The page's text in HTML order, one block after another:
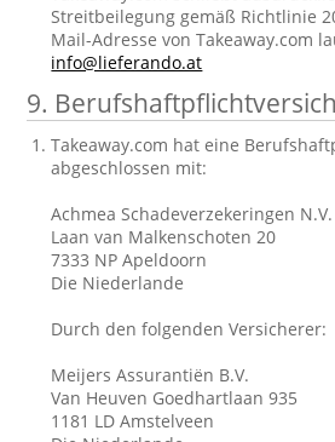
Streitbeilegung gemäß Richtlinie
Mail-Adresse von Takeaway.com
info@lieferando.at
9.
Takeaway.com hat eine
abgeschlossen mit:
Achmea Schadeverzekeringen N.V.
Laan van Malkenschoten 20
7333 NP Apeldoorn
Die Niederlande
Durch den folgenden Versicherer:
Meijers Assurantiën B.V.
Van Heuven Goedhartlaan 935
1181 LD Amstelveen